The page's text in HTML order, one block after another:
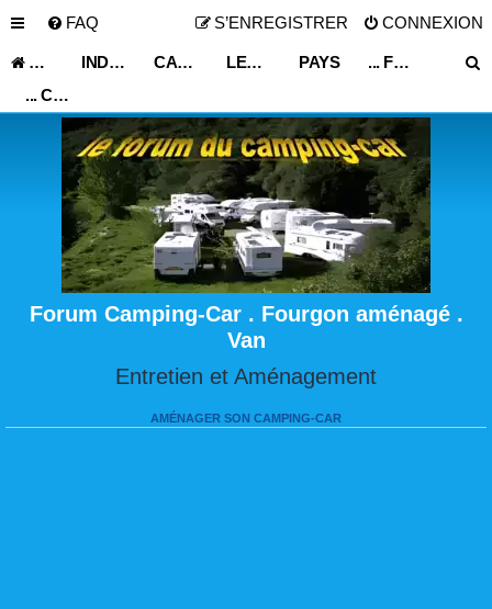
FAQ CONNEXION
S’ENREGISTRER
ACCUEIL INDEX DU FORUM CARNET DE VOYAGE LES ASTUCES ET CONSEILS DE VOYAGE PAYS
... FRANCE ...
... CHAMPAGNE-ARDENNES ...
Forum Camping-Car . Fourgon aménagé .
Van
Entretien et Aménagement
AMÉNAGER SON CAMPING-CAR